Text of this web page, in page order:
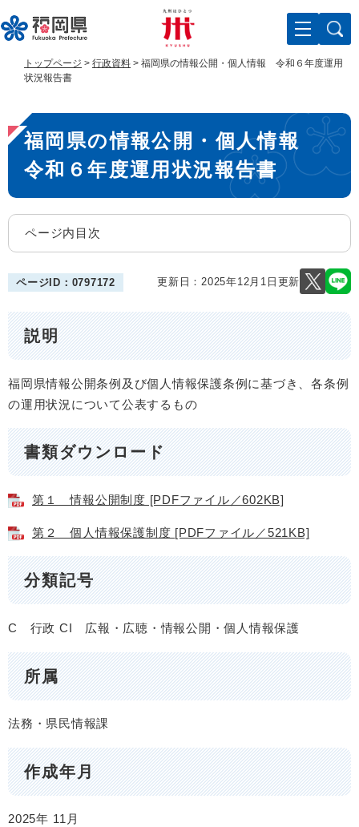
ー
ジ
す
。
ニ
ュ
し
て
へ
トップページ > 行政資料 > 福岡県の情報公開・個人情報 令和６年度運用
状況報告書
本
文
福岡県の情報公開・個人情報
令和６年度運用状況報告書
ページ内目次
ページID：0797172 更新日：2025年12月1日更新
説明
福岡県情報公開条例及び個人情報保護条例に基づき、各条例
の運用状況について公表するもの
書類ダウンロード
第１ 情報公開制度 [PDFファイル／602KB]
第２ 個人情報保護制度 [PDFファイル／521KB]
分類記号
C 行政 CI 広報・広聴・情報公開・個人情報保護
所属
法務・県民情報課
作成年月
2025年 11月